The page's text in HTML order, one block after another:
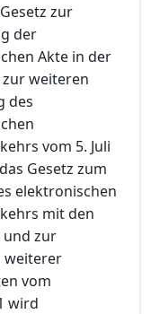
zur
der
Akte in der
zur weiteren
des
vom 5. Juli
Gesetz zum
elektronischen
mit den
und zur
weiterer
vom
wird